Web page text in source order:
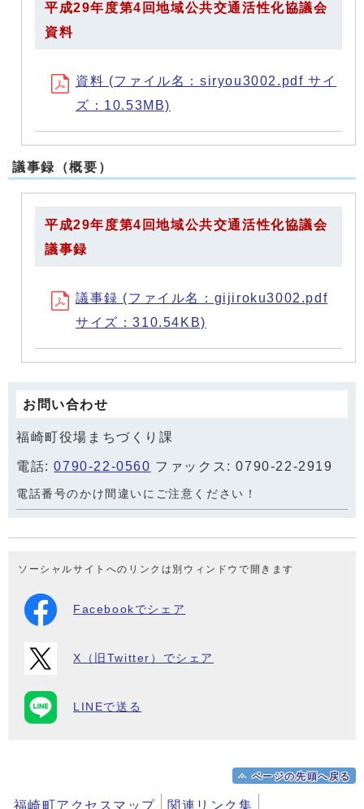
平成29年度第4回地域公共交通活性化協議会
資料
資料 (ファイル名：siryou3002.pdf サイ
ズ：10.53MB)
議事録（概要）
平成29年度第4回地域公共交通活性化協議会
議事録
議事録 (ファイル名：gijiroku3002.pdf
サイズ：310.54KB)
お問い合わせ
福崎町役場まちづくり課
電話:0790-22-0560 ファックス: 0790-22-2919
電話番号のかけ間違いにご注意ください！
ソーシャルサイトへのリンクは別ウィンドウで開きます
Facebookでシェア
X（旧Twitter）でシェア
LINEで送る
ページの先頭へ戻る
福崎町アクセスマップ 関連リンク集